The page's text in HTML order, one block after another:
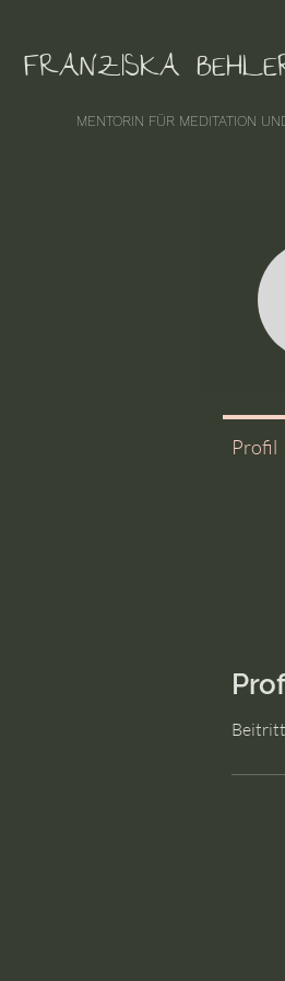
FRANZISKA
MENTORIN FÜR MEDITATION
Profil